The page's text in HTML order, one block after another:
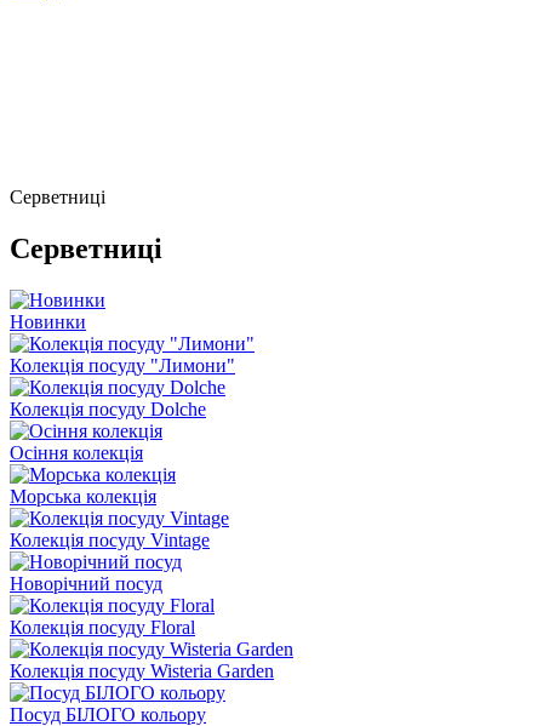
Серветниці
Серветниці
Новинки
Колекція посуду "Лимони"
Колекція посуду Dolche
Осіння колекція
Морська колекція
Колекція посуду Vintage
Новорічний посуд
Колекція посуду Floral
Колекція посуду Wisteria Garden
Посуд БІЛОГО кольору